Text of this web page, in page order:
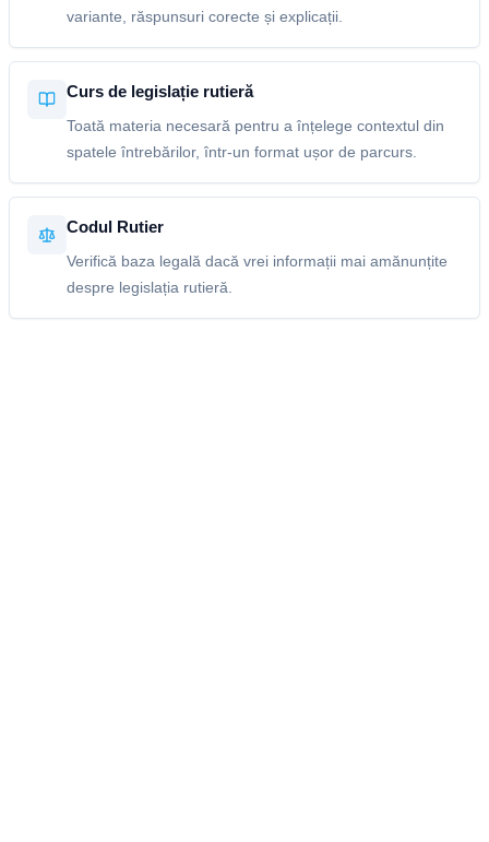
variante, răspunsuri corecte și explicații.
Curs de legislație rutieră
Toată materia necesară pentru a înțelege contextul din
spatele întrebărilor, într-un format ușor de parcurs.
Codul Rutier
Verifică baza legală dacă vrei informații mai amănunțite
despre legislația rutieră.